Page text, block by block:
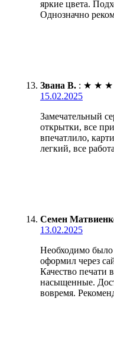
яркие цвета.
Однозначно
Звана В. : ★ ★ ★
15.02.2025
Замечательный
открытки, все
впечатлило,
легкий, все
Семен
13.02.2025
Необходимо было
оформил через
Качество печати
насыщенные.
вовремя.